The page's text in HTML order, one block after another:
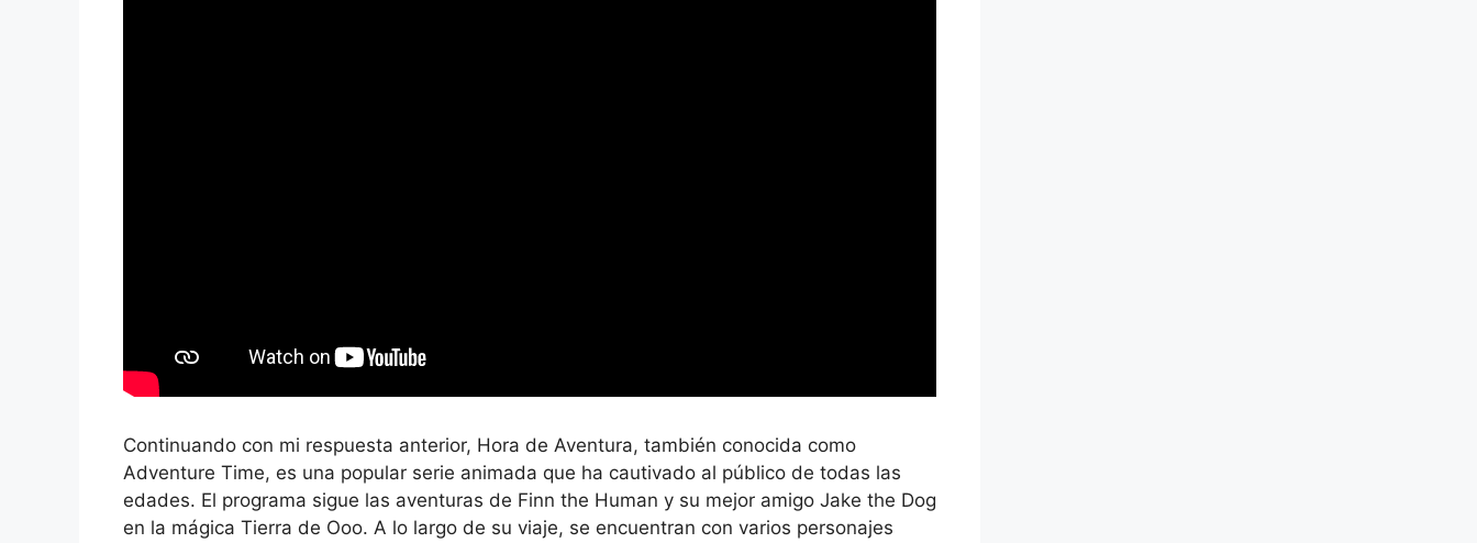
Continuando con mi respuesta anterior, Hora de Aventura, también conocida como
Adventure Time, es una popular serie animada que ha cautivado al público de todas las
edades. El programa sigue las aventuras de Finn the Human y su mejor amigo Jake the Dog
en la mágica Tierra de Ooo. A lo largo de su viaje, se encuentran con varios personajes